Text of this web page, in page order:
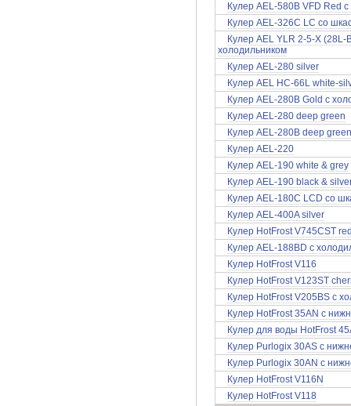
Кулер AEL-580B VFD Red
Кулер AEL-326C LC со
Кулер AEL YLR 2-5-X (28L-
холодильником
Кулер AEL-280 silver
Кулер AEL HC-66L white-
Кулер AEL-280B Gold с
Кулер AEL-280 deep green
Кулер AEL-280B deep
Кулер AEL-220
Кулер AEL-190 white & grey
Кулер AEL-190 black &
Кулер AEL-180C LCD со
Кулер AEL-400A silver
Кулер HotFrost V745CST
Кулер AEL-188BD с
Кулер HotFrost V116
Кулер HotFrost V123ST
Кулер HotFrost V205BS с
Кулер HotFrost 35AN с
Кулер для воды HotFrost
Кулер Purlogix 30AS с
Кулер Purlogix 30AN с
Кулер HotFrost V116N
Кулер HotFrost V118